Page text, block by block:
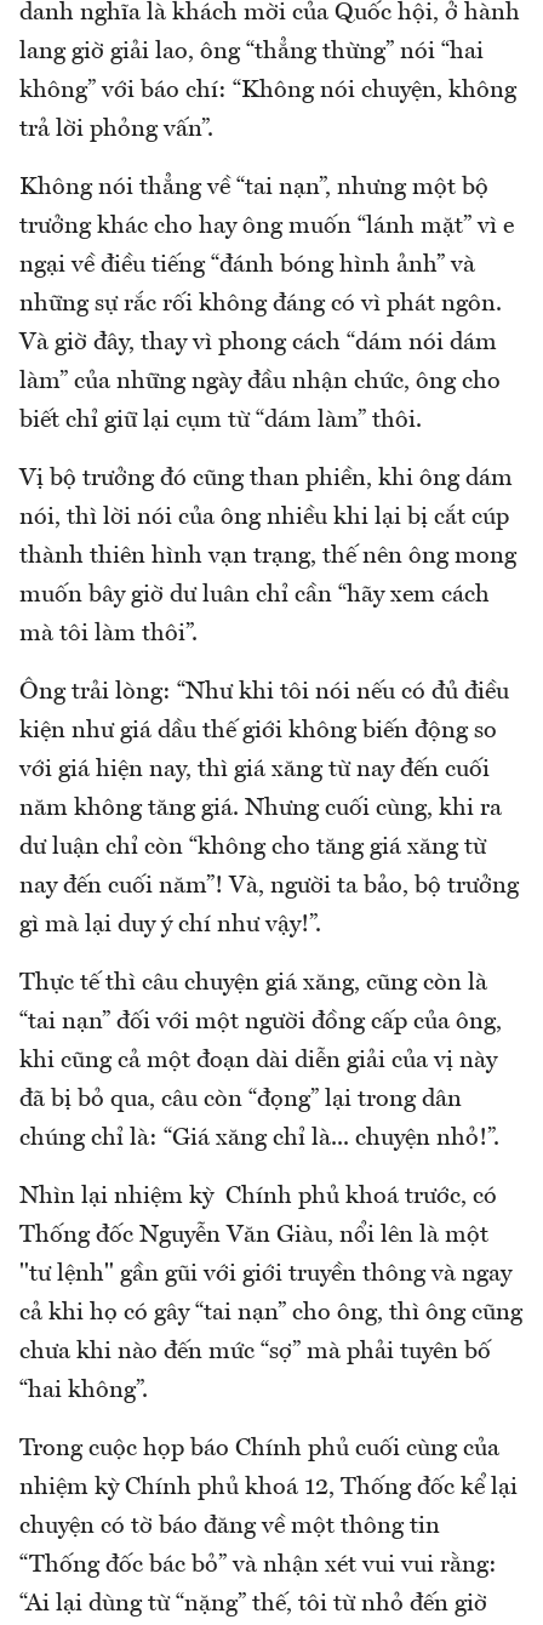
danh nghĩa là khách mời của Quốc hội, ở hành
lang giờ giải lao, ông “thẳng thừng” nói “hai
không” với báo chí: “Không nói chuyện, không
trả lời phỏng vấn”.
Không nói thẳng về “tai nạn”, nhưng một bộ
trưởng khác cho hay ông muốn “lánh mặt” vì e
ngại về điều tiếng “đánh bóng hình ảnh” và
những sự rắc rối không đáng có vì phát ngôn.
Và giờ đây, thay vì phong cách “dám nói dám
làm” của những ngày đầu nhận chức, ông cho
biết chỉ giữ lại cụm từ “dám làm” thôi.
Vị bộ trưởng đó cũng than phiền, khi ông dám
nói, thì lời nói của ông nhiều khi lại bị cắt cúp
thành thiên hình vạn trạng, thế nên ông mong
muốn bây giờ dư luân chỉ cần “hãy xem cách
mà tôi làm thôi”.
Ông trải lòng: “Như khi tôi nói nếu có đủ điều
kiện như giá dầu thế giới không biến động so
với giá hiện nay, thì giá xăng từ nay đến cuối
năm không tăng giá. Nhưng cuối cùng, khi ra
dư luận chỉ còn “không cho tăng giá xăng từ
nay đến cuối năm”! Và, người ta bảo, bộ trưởng
gì mà lại duy ý chí như vậy!”.
Thực tế thì câu chuyện giá xăng, cũng còn là
“tai nạn” đối với một người đồng cấp của ông,
khi cũng cả một đoạn dài diễn giải của vị này
đã bị bỏ qua, câu còn “đọng” lại trong dân
chúng chỉ là: “Giá xăng chỉ là... chuyện nhỏ!”.
Nhìn lại nhiệm kỳ Chính phủ khoá trước, có
Thống đốc Nguyễn Văn Giàu, nổi lên là một
"tư lệnh" gần gũi với giới truyền thông và ngay
cả khi họ có gây “tai nạn” cho ông, thì ông cũng
chưa khi nào đến mức “sợ” mà phải tuyên bố
“hai không”.
Trong cuộc họp báo Chính phủ cuối cùng của
nhiệm kỳ Chính phủ khoá 12, Thống đốc kể lại
chuyện có tờ báo đăng về một thông tin
“Thống đốc bác bỏ” và nhận xét vui vui rằng:
“Ai lại dùng từ “nặng” thế, tôi từ nhỏ đến giờ